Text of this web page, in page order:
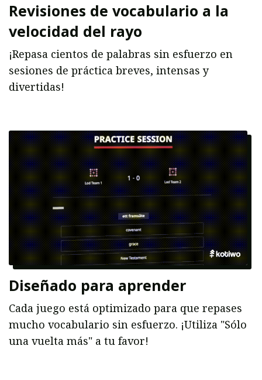
Revisiones de vocabulario a la
velocidad del rayo
¡Repasa cientos de palabras sin esfuerzo en
sesiones de práctica breves, intensas y
divertidas!
Diseñado para aprender
Cada juego está optimizado para que repases
mucho vocabulario sin esfuerzo. ¡Utiliza "Sólo
una vuelta más" a tu favor!